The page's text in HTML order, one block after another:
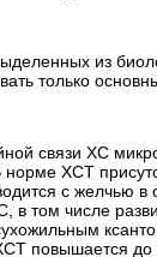
из
только
связи ХС
норме ХСТ
с
в том числе
повышается